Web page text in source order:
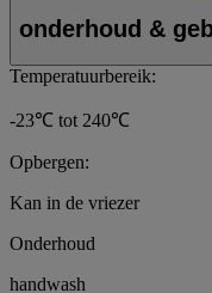
onderhoud &
Temperatuurbereik:
-23℃ tot 240℃
Opbergen:
Kan in de vriezer
Onderhoud
handwash